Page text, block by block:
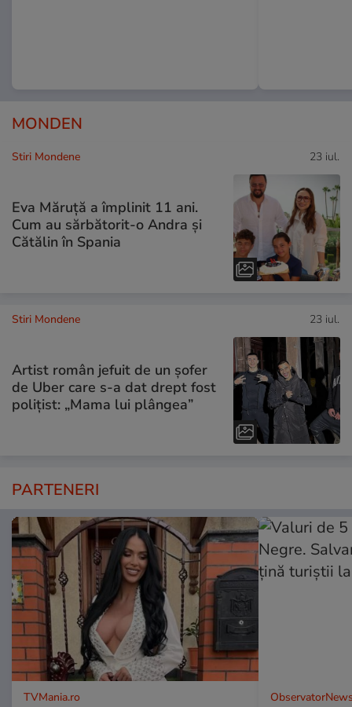
MONDEN
Stiri Mondene 23 iul.
Eva Măruță a împlinit 11 ani.
Cum au sărbătorit-o Andra și
Cătălin în Spania
Stiri Mondene 23 iul.
Artist român jefuit de un șofer
de Uber care s-a dat drept fost
polițist: „Mama lui plângea”
PARTENERI
TVMania.ro